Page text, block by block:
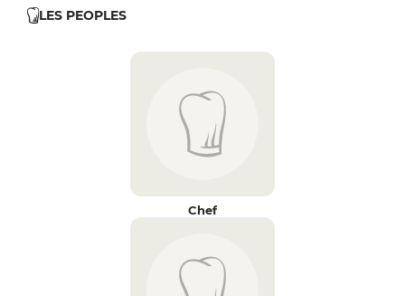
LES PEOPLES
Chef